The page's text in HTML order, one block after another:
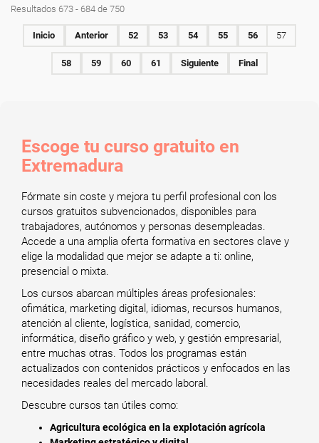
Resultados 673 - 684 de 750
Inicio Anterior 52 53 54 55 56 57
58 59 60 61 Siguiente Final
Escoge tu curso gratuito en
Extremadura
Fórmate sin coste y mejora tu perfil profesional con los
cursos gratuitos subvencionados, disponibles para
trabajadores, autónomos y personas desempleadas.
Accede a una amplia oferta formativa en sectores clave y
elige la modalidad que mejor se adapte a ti: online,
presencial o mixta.
Los cursos abarcan múltiples áreas profesionales:
ofimática, marketing digital, idiomas, recursos humanos,
atención al cliente, logística, sanidad, comercio,
informática, diseño gráfico y web, y gestión empresarial,
entre muchas otras. Todos los programas están
actualizados con contenidos prácticos y enfocados en las
necesidades reales del mercado laboral.
Descubre cursos tan útiles como:
Agricultura ecológica en la explotación agrícola